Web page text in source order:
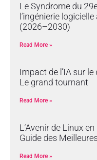
Le Syndrome du
l’ingénierie logicielle
(2026–2030)
Read More »
Impact de l’IA sur
Le grand tournant
Read More »
L’Avenir de Linux
Guide des
Read More »